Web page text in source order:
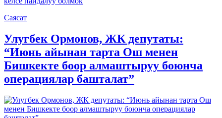
Саясат
Улугбек Ормонов, ЖК депутаты:
“Июнь айынан тарта Ош менен
Бишкекте боор алмаштыруу боюнча
операциялар башталат”